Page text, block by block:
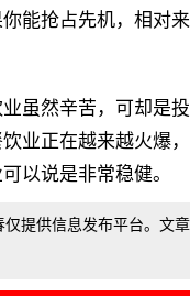
能抢占先机，相对
虽然辛苦，可却是
业正在越来越火爆
以说是非常稳健。
提供信息发布平台。文